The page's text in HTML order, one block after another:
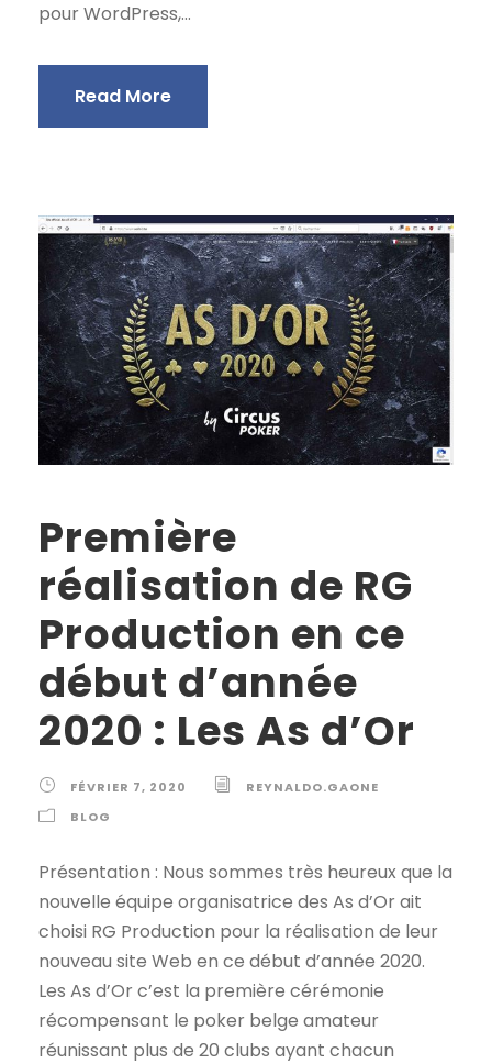
pour WordPress,...
Read More
Première
réalisation de RG
Production en ce
début d’année
2020 : Les As d’Or
FÉVRIER 7, 2020
REYNALDO.GAONE
BLOG
Présentation : Nous sommes très heureux que la
nouvelle équipe organisatrice des As d’Or ait
choisi RG Production pour la réalisation de leur
nouveau site Web en ce début d’année 2020.
Les As d’Or c’est la première cérémonie
récompensant le poker belge amateur
réunissant plus de 20 clubs ayant chacun